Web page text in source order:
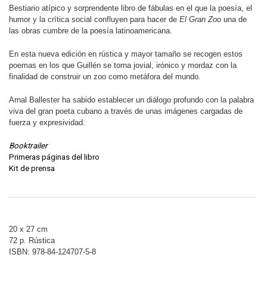
Bestiario atípico y sorprendente libro de fábulas en el que la poesía, el
humor y la crítica social confluyen para hacer de El Gran Zoo una de
las obras cumbre de la poesía latinoamericana.
En esta nueva edición en rústica y mayor tamaño se recogen estos
poemas en los que Guillén se torna jovial, irónico y mordaz con la
finalidad de construir un zoo como metáfora del mundo.
Arnal Ballester ha sabido establecer un diálogo profundo con la palabra
viva del gran poeta cubano a través de unas imágenes cargadas de
fuerza y expresividad.
Booktrailer
Primeras páginas del libro
Kit de prensa
20 x 27 cm
72 p. Rústica
ISBN: 978-84-124707-5-8